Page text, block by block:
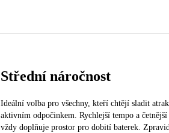
Střední náročnost
Ideální volba pro všechny, kteří chtějí sladit
aktivním odpočinkem. Rychlejší tempo a
vždy doplňuje prostor pro dobití baterek.